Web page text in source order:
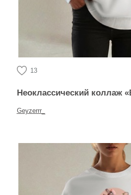
13
Неоклассический коллаж
Geyzerrr_